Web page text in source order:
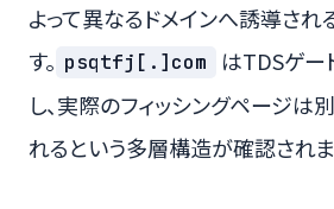
よって異なるドメインへ誘導され
す。 psqtfj[.]com
はTDSゲー
し、実際のフィッシングページは
れるという多層構造が確認されま